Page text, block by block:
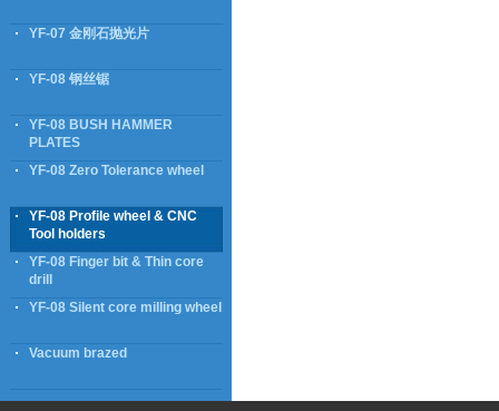
YF-07 金刚石抛光片
YF-08 钢丝锯
YF-08 BUSH HAMMER
PLATES
YF-08 Zero Tolerance wheel
YF-08 Profile wheel & CNC
Tool holders
YF-08 Finger bit & Thin core
drill
YF-08 Silent core milling wheel
Vacuum brazed